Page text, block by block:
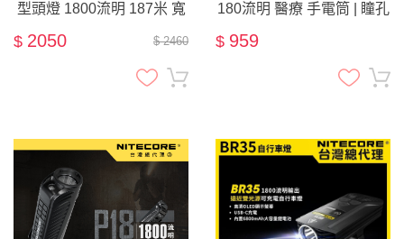
型頭燈 1800流明 187米 寬
電壓 高性能 工作燈 尾部磁
吸 爆閃 HC30進化版
$ 2460
$ 2050
180流明 醫療 手電筒 | 瞳孔
$ 959